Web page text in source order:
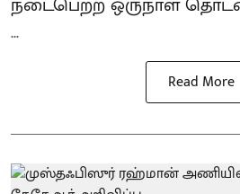
...
Read More